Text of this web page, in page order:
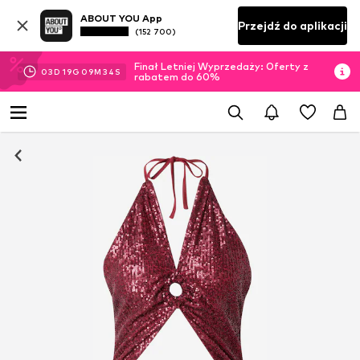
ABOUT YOU App
(152 700) Przejdź do aplikacji
03D 19G 09M 34 S
Finał Letniej Wyprzedaży: Oferty z
rabatem do 60%